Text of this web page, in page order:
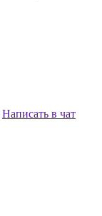
Написать в чат